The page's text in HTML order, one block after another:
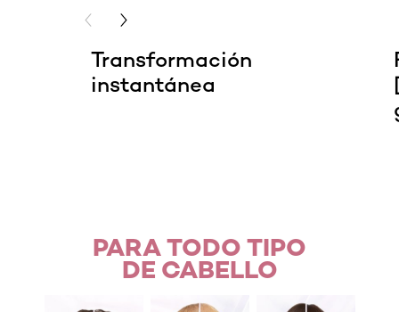
Transformación
instantánea
PREVIOUS CARD
NEXT CARD
PARA TODO TIPO
DE CABELLO